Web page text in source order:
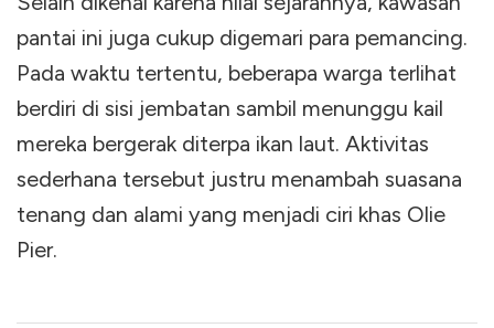
pantai ini juga cukup digemari para pemancing.
Pada waktu tertentu, beberapa warga terlihat
berdiri di sisi jembatan sambil menunggu kail
mereka bergerak diterpa ikan laut. Aktivitas
sederhana tersebut justru menambah suasana
tenang dan alami yang menjadi ciri khas Olie
Pier.